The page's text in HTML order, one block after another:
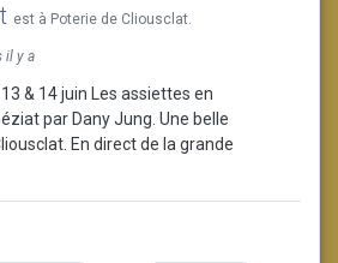
est à Poterie de Cliousclat.
il y a
& 14 juin Les assiettes en
par Dany Jung. Une belle
En direct de la grande